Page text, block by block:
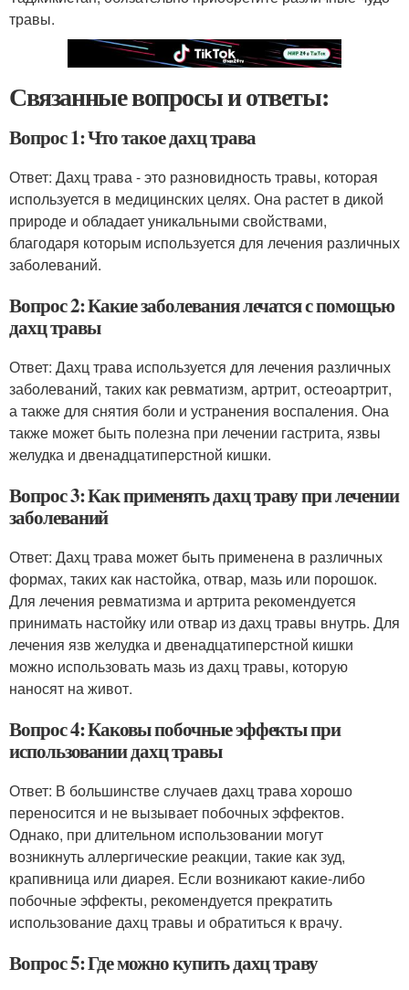
травы.
Связанные вопросы и ответы:
Вопрос 1: Что такое дахц трава
Ответ: Дахц трава - это разновидность травы, которая
используется в медицинских целях. Она растет в дикой
природе и обладает уникальными свойствами,
благодаря которым используется для лечения различных
заболеваний.
Вопрос 2: Какие заболевания лечатся с помощью
дахц травы
Ответ: Дахц трава используется для лечения различных
заболеваний, таких как ревматизм, артрит, остеоартрит,
а также для снятия боли и устранения воспаления. Она
также может быть полезна при лечении гастрита, язвы
желудка и двенадцатиперстной кишки.
Вопрос 3: Как применять дахц траву при лечении
заболеваний
Ответ: Дахц трава может быть применена в различных
формах, таких как настойка, отвар, мазь или порошок.
Для лечения ревматизма и артрита рекомендуется
принимать настойку или отвар из дахц травы внутрь. Для
лечения язв желудка и двенадцатиперстной кишки
можно использовать мазь из дахц травы, которую
наносят на живот.
Вопрос 4: Каковы побочные эффекты при
использовании дахц травы
Ответ: В большинстве случаев дахц трава хорошо
переносится и не вызывает побочных эффектов.
Однако, при длительном использовании могут
возникнуть аллергические реакции, такие как зуд,
крапивница или диарея. Если возникают какие-либо
побочные эффекты, рекомендуется прекратить
использование дахц травы и обратиться к врачу.
Вопрос 5: Где можно купить дахц траву